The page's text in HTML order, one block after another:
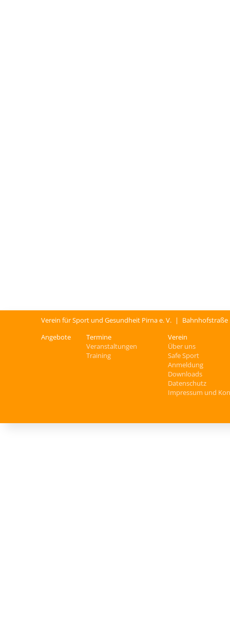
Verein für Sport und Gesundheit Pirna e. V. |
Angebote
Termine
Veranstaltungen
Training
Verein
Über uns
Safe Sport
Anmeldung
Downloads
Datenschutz
Impressum und